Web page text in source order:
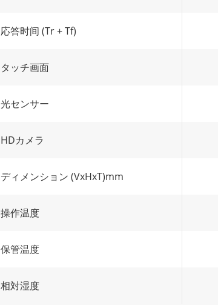
応答时间 (Tr + Tf)
タッチ画面
光センサー
HDカメラ
ディメンション (VxHxT)mm
操作温度
保管温度
相対湿度